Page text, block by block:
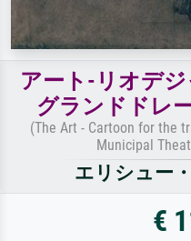
アート-リオデ
グランドドレ
(The Art - Cartoon for the
Municipal
エリシュー
€